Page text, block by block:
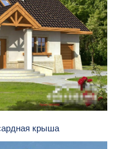
крыша